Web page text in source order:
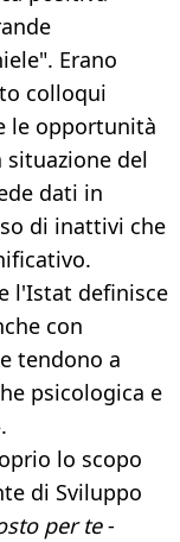
Erano
colloqui
le opportunità
situazione del
dati in
di inattivi che
l'Istat definisce
con
tendono a
psicologica e
lo scopo
di Sviluppo
per te-